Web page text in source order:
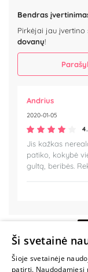
Bendras
Pirkėjai jau įvertino
dovanų!
Andrius
2020-01-05
Jis kažkas
patiko, kokybė
gultą, beribės.
Ši svetainė
Šioje svetainėje
patirtį. Naudodamiesi